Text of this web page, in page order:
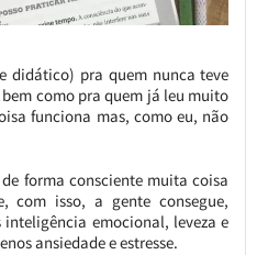
didático) pra quem nunca teve
como pra quem já leu muito
funciona mas, como eu, não
forma consciente muita coisa
com isso, a gente consegue,
emocional, leveza e
ansiedade e estresse.